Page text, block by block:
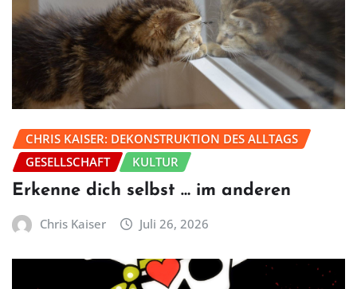
CHRIS KAISER: DEKONSTRUKTION DES ALLTAGS
GESELLSCHAFT
KULTUR
Erkenne dich selbst … im anderen
Chris Kaiser Juli 26, 2026